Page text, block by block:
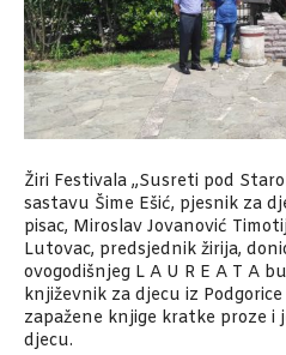
Žiri Festivala „Susreti pod
sastavu Šime Ešić, pjesnik za
pisac, Miroslav Jovanović
Lutovac, predsjednik žirija,
ovogodišnjeg L A U R E A T A
književnik za djecu iz
zapažene knjige kratke proze i
djecu.